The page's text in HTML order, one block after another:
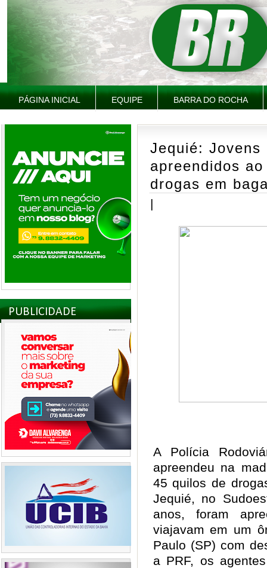
PÁGINA INICIAL EQUIPE BARRA DO ROCHA
PUBLICIDADE
Jequié: Jovens
apreendidos
drogas em
|
A Polícia
apreendeu na
45 quilos de
Jequié, no
anos, foram
viajavam em um
Paulo (SP) com
a PRF, os